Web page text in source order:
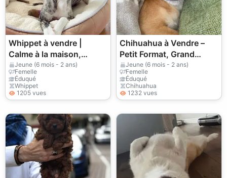
Whippet à vendre |
Calme à la maison,
sensible | Idéal pour
foyer posé
Jeune (6 mois - 2 ans)
Femelle
Éduqué
Whippet
1205 vues
Chihuahua à Vendre –
Petit Format, Grand
Caractère
Jeune (6 mois - 2 ans)
Femelle
Éduqué
Chihuahua
1232 vues